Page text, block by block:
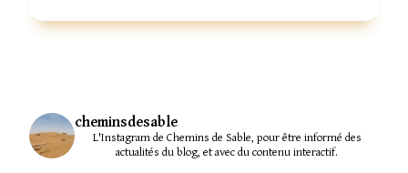
LA
cheminsdesable
L'Instagram de Chemins de Sable, pour être informé des
actualités du blog, et avec du contenu interactif.